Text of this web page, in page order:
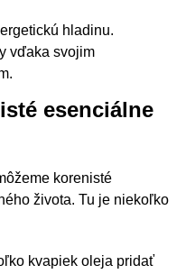
hladinu.
vďaka svojim
esenciálne
korenisté
života. Tu je niekoľko
kvapiek oleja pridať